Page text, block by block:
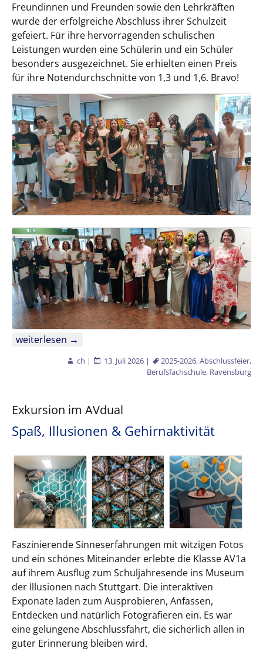
Freundinnen und Freunden sowie den Lehrkräften
wurde der erfolgreiche Abschluss ihrer Schulzeit
gefeiert. Für ihre hervorragenden schulischen
Leistungen wurden eine Schülerin und ein Schüler
besonders ausgezeichnet. Sie erhielten einen Preis
für ihre Notendurchschnitte von 1,3 und 1,6. Bravo!
Geschafft!
weiterlesen →
ch | 13. Juli 2026 | 2025-2026,Abschlussfeier,
Berufsfachschule, Ravensburg
Exkursion im AVdual
Spaß, Illusionen & Gehirnaktivität
Faszinierende Sinneserfahrungen mit witzigen Fotos
und ein schönes Miteinander erlebte die Klasse AV1a
auf ihrem Ausflug zum Schuljahresende ins Museum
der Illusionen nach Stuttgart. Die interaktiven
Exponate laden zum Ausprobieren, Anfassen,
Entdecken und natürlich Fotografieren ein. Es war
eine gelungene Abschlussfahrt, die sicherlich allen in
guter Erinnerung bleiben wird.